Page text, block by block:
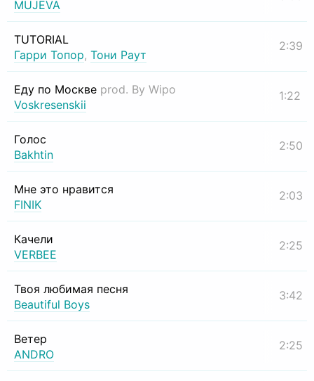
MUJEVA
TUTORIAL
Гарри Топор, Тони Раут
2:39
Еду по Москве prod. By Wipo
Voskresenskii
1:22
Голос
Bakhtin
2:50
Мне это нравится
FINIK
2:03
Качели
VERBEE
2:25
Твоя любимая песня
Beautiful Boys
3:42
Ветер
ANDRO
2:25